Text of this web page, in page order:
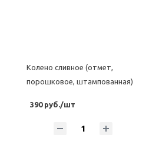
Колено сливное (отмет,
порошковое, штампованная)
390 руб./шт